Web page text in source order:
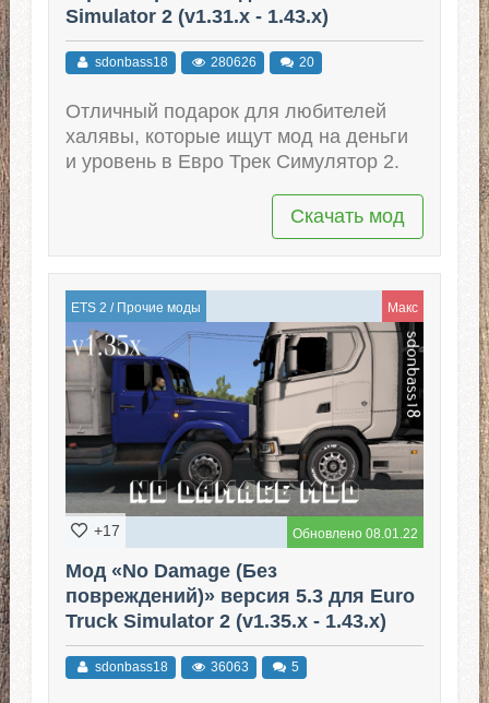
Simulator 2 (v1.31.x - 1.43.x)
sdonbass18 280626 20
Отличный подарок для любителей
халявы, которые ищут мод на деньги
и уровень в Евро Трек Симулятор 2.
Скачать мод
ETS 2 / Прочие моды Макс
Обновлено 08.01.22
+17
Мод «No Damage (Без
повреждений)» версия 5.3 для Euro
Truck Simulator 2 (v1.35.x - 1.43.x)
sdonbass18 36063 5